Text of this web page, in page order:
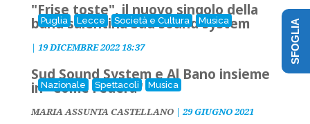
Puglia Lecce Società e Cultura Musica
"Frise toste", il nuovo singolo della
band salentina Sud sound system
| 19 DICEMBRE 2022 18:37
Nazionale Spettacoli Musica
Sud Sound System e Al Bano insieme
in "Come l'edera"
MARIA ASSUNTA CASTELLANO| 29 GIUGNO 2021
SFOGLIA